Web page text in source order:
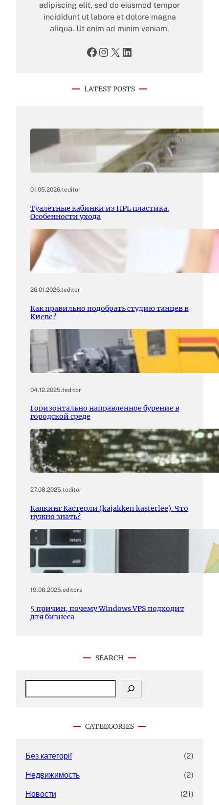
adipiscing elit, sed do eiusmod tempor
incididunt ut labore et dolore magna
aliqua. Ut enim ad minim veniam.
Facebook Instagram X LinkedIn
LATEST POSTS
01.05.2026.teditor
Туалетные кабинки из HPL пластика.
Особенности ухода
26.01.2026.teditor
Как правильно подобрать студию танцев в
Киеве?
04.12.2025.teditor
Горизонтально направленное бурение в
городской среде
27.08.2025.teditor
Каякинг Кастерли (kajakken kasterlee). Что
нужно знать?
19.08.2025.editors
5 причин, почему Windows VPS подходит
для бизнеса
SEARCH
S
CATEEGORIES
Без категорії (2)
Недвижимость (2)
Новости (21)